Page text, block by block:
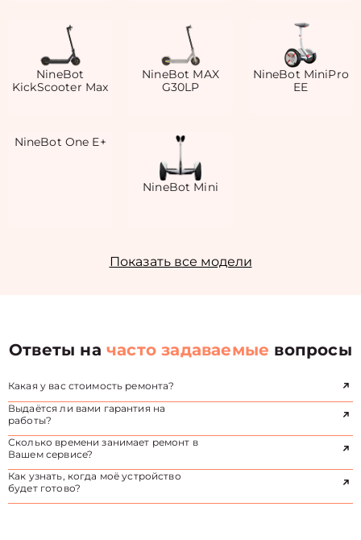
NineBot
KickScooter Max
NineBot MAX
G30LP
NineBot MiniPro
EE
NineBot One E+
NineBot Mini
Показать все модели
Ответы начасто задаваемые вопросы
Какая у вас стоимость ремонта?
Выдаётся ли вами гарантия на
работы?
Сколько времени занимает ремонт в
Вашем сервисе?
Как узнать, когда моё устройство
будет готово?